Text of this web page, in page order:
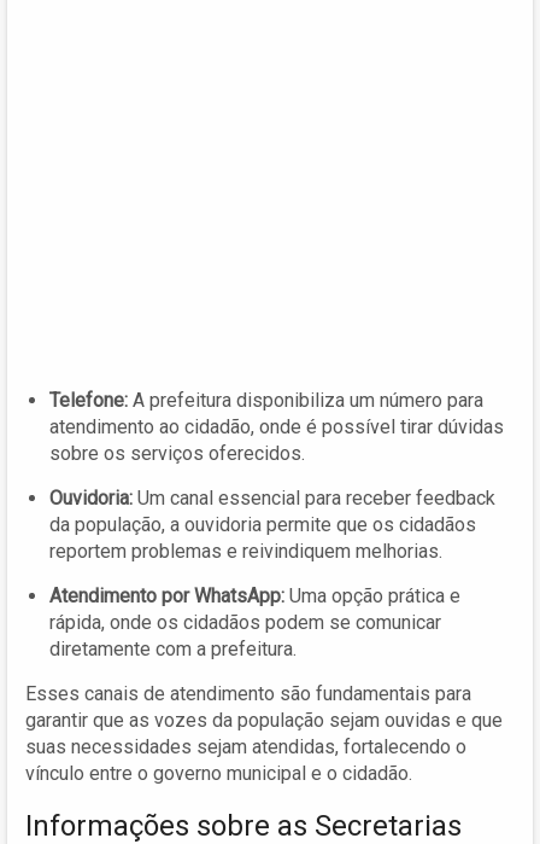
Telefone: A prefeitura disponibiliza um número para
atendimento ao cidadão, onde é possível tirar dúvidas
sobre os serviços oferecidos.
Ouvidoria: Um canal essencial para receber feedback
da população, a ouvidoria permite que os cidadãos
reportem problemas e reivindiquem melhorias.
Atendimento por WhatsApp: Uma opção prática e
rápida, onde os cidadãos podem se comunicar
diretamente com a prefeitura.
Esses canais de atendimento são fundamentais para
garantir que as vozes da população sejam ouvidas e que
suas necessidades sejam atendidas, fortalecendo o
vínculo entre o governo municipal e o cidadão.
Informações sobre as Secretarias